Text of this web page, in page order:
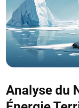
Analyse du